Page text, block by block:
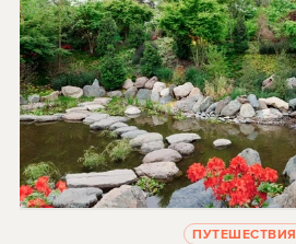
ПУТЕШЕСТВИЯ